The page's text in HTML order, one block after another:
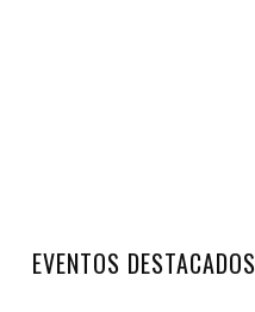
EVENTOS DESTACADOS